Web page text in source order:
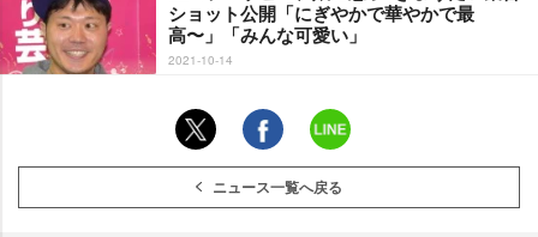
ショット公開「にぎやかで華やかで最
高〜」「みんな可愛い」
2021-10-14
ニュース一覧へ戻る